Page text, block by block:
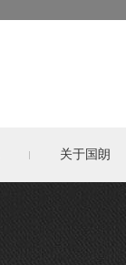
关于国朗